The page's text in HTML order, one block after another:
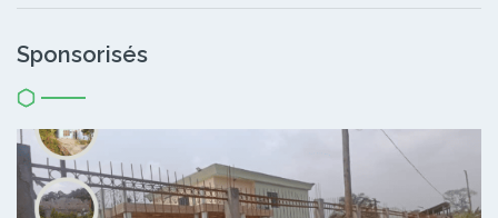
Sponsorisés